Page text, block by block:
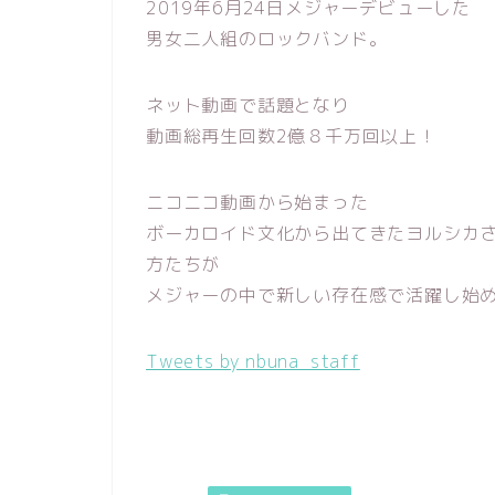
2019年6月24日メジャーデビューした
男女二人組のロックバンド。
ネット動画で話題となり
動画総再生回数2億８千万回以上！
ニコニコ動画から始まった
ボーカロイド文化から出てきたヨルシカ
方たちが
メジャーの中で新しい存在感で活躍し始
Tweets by nbuna_staff